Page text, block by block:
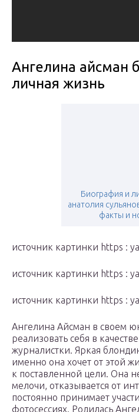
Ангелина айсман
личная жизнь
Биография и
анатолия
факты и
источник картинки https :
источник картинки https :
источник картинки https :
Ангелина Айсман в своем
реализовать себя в
журналистки. Яркая
именно она хочет от этой
к поставленной цели. Она
мелочи, отказывается от
постоянно принимает
фотосессиях. Родилась